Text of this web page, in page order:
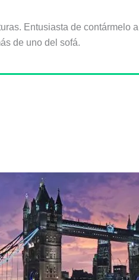
Entusiasta de contármelo
de uno del sofá.